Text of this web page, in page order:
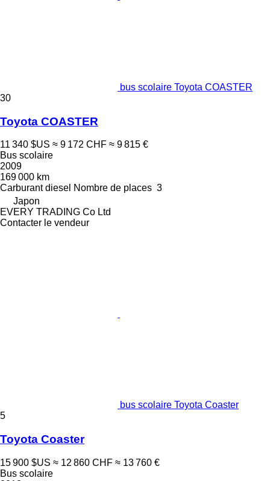
bus scolaire Toyota COASTER
30
Toyota COASTER
11 340 $US ≈ 9 172 CHF ≈ 9 815 €
Bus scolaire
2009
169 000 km
Carburant diesel Nombre de places 3
Japon
EVERY TRADING Co Ltd
Contacter le vendeur
bus scolaire Toyota Coaster
5
Toyota Coaster
15 900 $US ≈ 12 860 CHF ≈ 13 760 €
Bus scolaire